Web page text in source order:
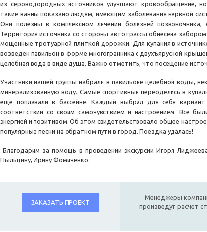
из сероводородных источников улучшают кровообращение,
такие ванны показано людям, имеющим заболевания нервной
Они полезны в комплексном лечении болезней позвоночника,
Территория источника со стороны автотрассы обнесена
мощенные тротуарной плиткой дорожки. Для купания в
возведен павильон в форме многогранника с двухъярусной
целебная вода в виде душа. Важно отметить, что посещение
Участники нашей группы набрали в павильоне целебной воды,
минерализованную воду. Самые спортивные переоделись в
еще поплавали в бассейне. Каждый выбрал для себя
соответствии со своим самочувствием и настроением. Все
энергией и позитивом. Об этом свидетельствовало общее
популярные песни на обратном пути в город. Поездка удалась!
Благодарим за помощь в проведении экскурсии Игоря
Пыльцину, Ирину Фомиченко.
ЗАКАЗАТЬ ПРОЕКТ
Менеджеры
произведут расчет